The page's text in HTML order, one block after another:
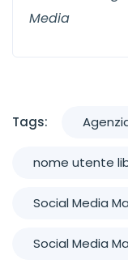
Media
Tags:
nome utente
Social Media
Social Media